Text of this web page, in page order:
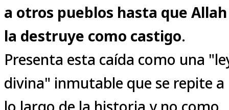
a otros pueblos hasta que Allah
la destruye como castigo.
Presenta esta caída como una
divina" inmutable que se repite a